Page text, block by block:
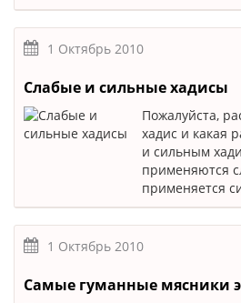
1 Октябрь 2010
Слабые и сильные хадисы
Пожалуйста,
хадис и какая
и сильным
применяются
применяется
1 Октябрь 2010
Самые гуманные мясники